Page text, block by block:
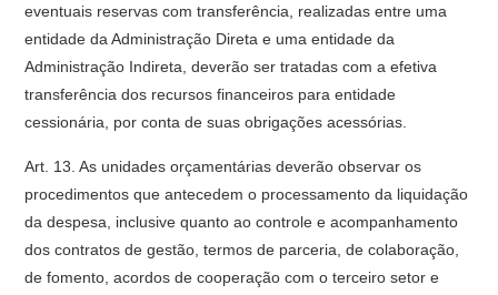
eventuais reservas com transferência, realizadas entre uma
entidade da Administração Direta e uma entidade da
Administração Indireta, deverão ser tratadas com a efetiva
transferência dos recursos financeiros para entidade
cessionária, por conta de suas obrigações acessórias.
Art. 13. As unidades orçamentárias deverão observar os
procedimentos que antecedem o processamento da liquidação
da despesa, inclusive quanto ao controle e acompanhamento
dos contratos de gestão, termos de parceria, de colaboração,
de fomento, acordos de cooperação com o terceiro setor e